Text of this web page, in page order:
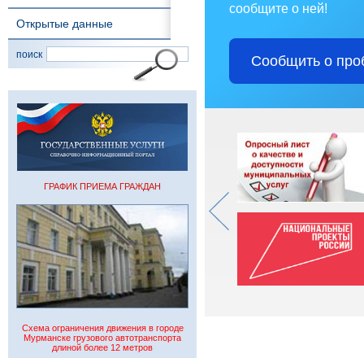
Открытые данные
поиск
ГРАФИК ПРИЕМА ГРАЖДАН
Схема ограничения движения в городе
Мурманске грузового автотранспорта
длиной более 12 метров
сообщите о ней!
Сообщить о